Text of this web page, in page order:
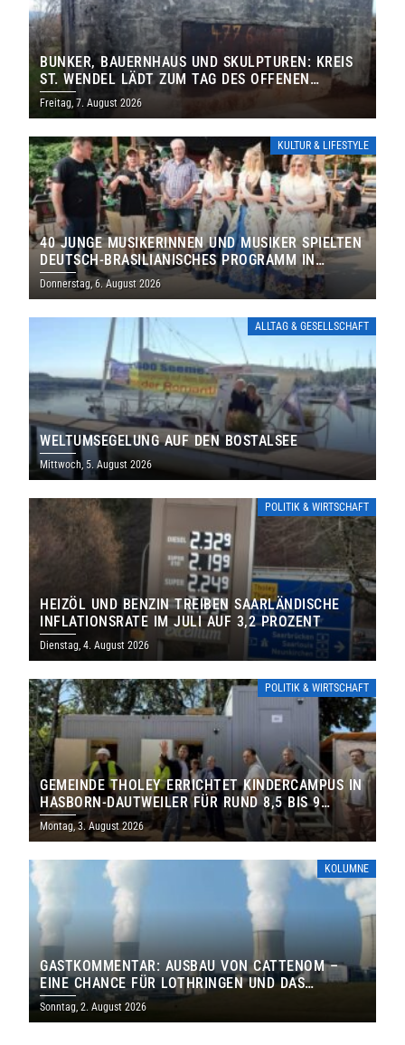
BUNKER, BAUERNHAUS UND SKULPTUREN: KREIS
ST. WENDEL LÄDT ZUM TAG DES OFFENEN
DENKMALS EIN
Freitag, 7. August 2026
KULTUR & LIFESTYLE
40 JUNGE MUSIKERINNEN UND MUSIKER SPIELTEN
DEUTSCH-BRASILIANISCHES PROGRAMM IN
THOLEY
Donnerstag, 6. August 2026
ALLTAG & GESELLSCHAFT
WELTUMSEGELUNG AUF DEN BOSTALSEE
Mittwoch, 5. August 2026
POLITIK & WIRTSCHAFT
HEIZÖL UND BENZIN TREIBEN SAARLÄNDISCHE
INFLATIONSRATE IM JULI AUF 3,2 PROZENT
Dienstag, 4. August 2026
POLITIK & WIRTSCHAFT
GEMEINDE THOLEY ERRICHTET KINDERCAMPUS IN
HASBORN-DAUTWEILER FÜR RUND 8,5 BIS 9
MILLIONEN EURO
Montag, 3. August 2026
KOLUMNE
GASTKOMMENTAR: AUSBAU VON CATTENOM –
EINE CHANCE FÜR LOTHRINGEN UND DAS
SAARLAND
Sonntag, 2. August 2026